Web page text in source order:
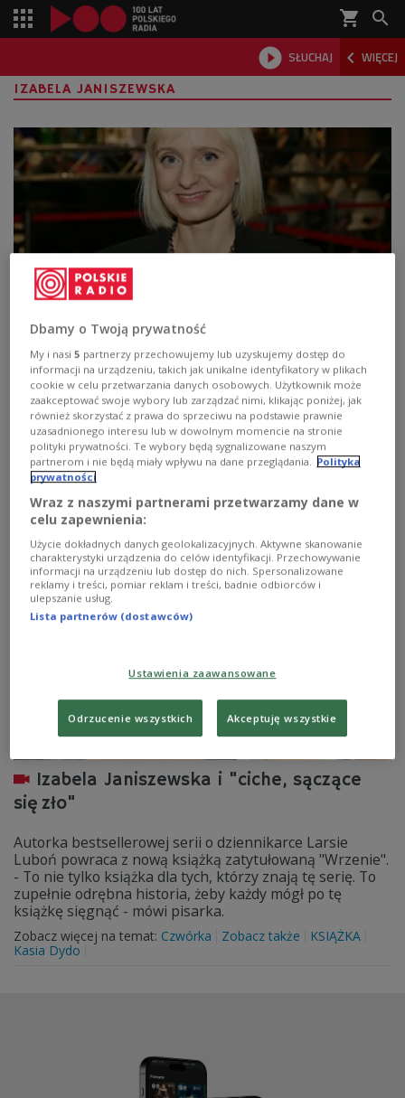
shopping_cart 
 SŁUCHAJ  WIĘCEJ

IZABELA JANISZEWSKA
"Zamknięte w lodzie". Izabela Janiszewska:
nie ma zbrodni bez śladu
- Prawie w każdym dobrym kryminale jakaś trauma czai
się w szafie, jak te przysłowiowe trupy. Tutaj jest tak, że
lód jest sposobem przetrwania pewnych trudnych
sytuacji. Jest metaforą tego, że czasem - żeby przetrwać
- człowiek musi zamienić się w lód, a reszta niech będzie
niespodzianką - mówi w "Folderze ulubione" w radiowej
Jedynce pisarka Izabela Janiszewska o swojej
najnowszej powieści "Zamknięte w lodzie".
Zobacz więcej na temat:
Marcin Wojciechowski
Izabela Janiszewska i "ciche, sączące
się zło"
Autorka bestsellerowej serii o dziennikarce Larsie
Luboń powraca z nową książką zatytułowaną "Wrzenie".
- To nie tylko książka dla tych, którzy znają tę serię. To
zupełnie odrębna historia, żeby każdy mógł po tę
książkę sięgnąć - mówi pisarka.
Zobacz więcej na temat: Czwórka Zobacz także
KSIĄŻKA
Kasia Dydo
Dbamy o Twoją prywatność
My i nasi5 partnerzy przechowujemy lub uzyskujemy dostęp do
informacji na urządzeniu, takich jak unikalne identyfikatory w plikach
cookie w celu przetwarzania danych osobowych. Użytkownik może
zaakceptować swoje wybory lub zarządzać nimi, klikając poniżej, jak
również skorzystać z prawa do sprzeciwu na podstawie prawnie
uzasadnionego interesu lub w dowolnym momencie na stronie
polityki prywatności. Te wybory będą sygnalizowane naszym
partnerom i nie będą miały wpływu na dane przeglądania.
Polityka
prywatności
Wraz z naszymi partnerami przetwarzamy dane w
celu zapewnienia:
Użycie dokładnych danych geolokalizacyjnych. Aktywne skanowanie
charakterystyki urządzenia do celów identyfikacji. Przechowywanie
informacji na urządzeniu lub dostęp do nich. Spersonalizowane
reklamy i treści, pomiar reklam i treści, badnie odbiorców i
ulepszanie usług.
Lista partnerów (dostawców)
Ustawienia zaawansowane
Odrzucenie wszystkich Akceptuję wszystkie